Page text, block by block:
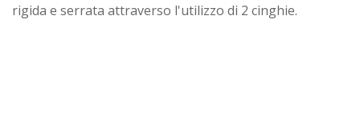
rigida e serrata attraverso l'utilizzo di 2 cinghie.